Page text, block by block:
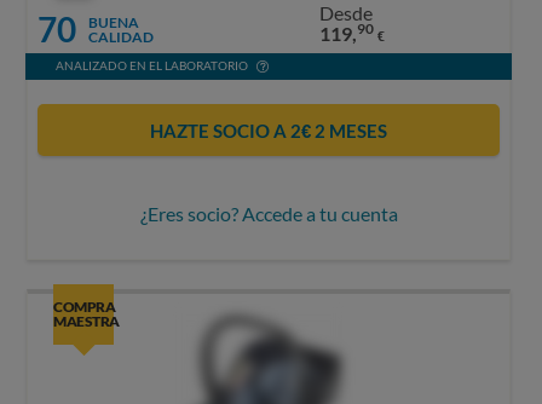
70
BUENA
CALIDAD
Desde
119,90 €
ANALIZADO EN EL LABORATORIO
HAZTE SOCIO A 2€ 2 MESES
¿Eres socio? Accede a tu cuenta
COMPRA
MAESTRA